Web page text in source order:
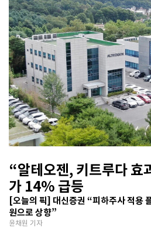
“알테오젠, 키트루다
가 14% 급등
[오늘의 픽] 대신증권 “피하주사 적용
원으로 상향”
윤채원 기자